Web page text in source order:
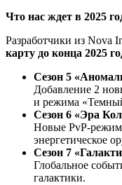
Что нас ждет в 2025
Разработчики из Nova
карту до конца 2025
Сезон 5
Добавление 2
и режима
Сезон 6 «Эра
Новые PvP-
энергетическое
Сезон 7
Глобальное
галактики.